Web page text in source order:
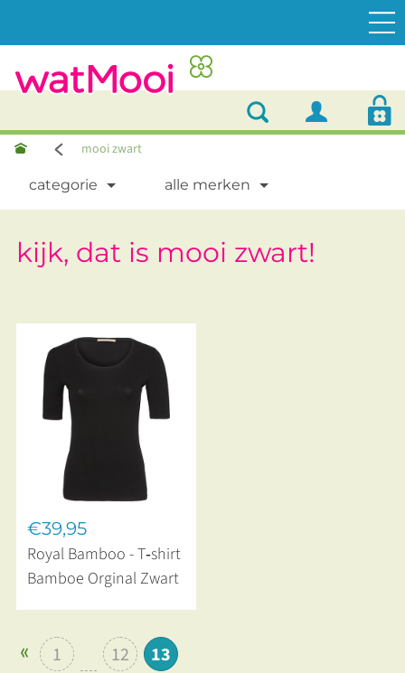
mooi zwart
categorie alle merken
kijk, dat is mooi zwart!
€39,95
Royal Bamboo - T‑shirt
Bamboe Orginal Zwart
1 12 13